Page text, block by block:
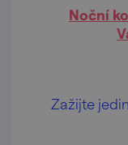
Noční
Zažijte